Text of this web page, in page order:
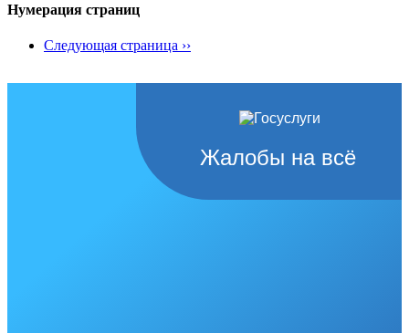
Нумерация страниц
Следующая страница ››
Жалобы на всё